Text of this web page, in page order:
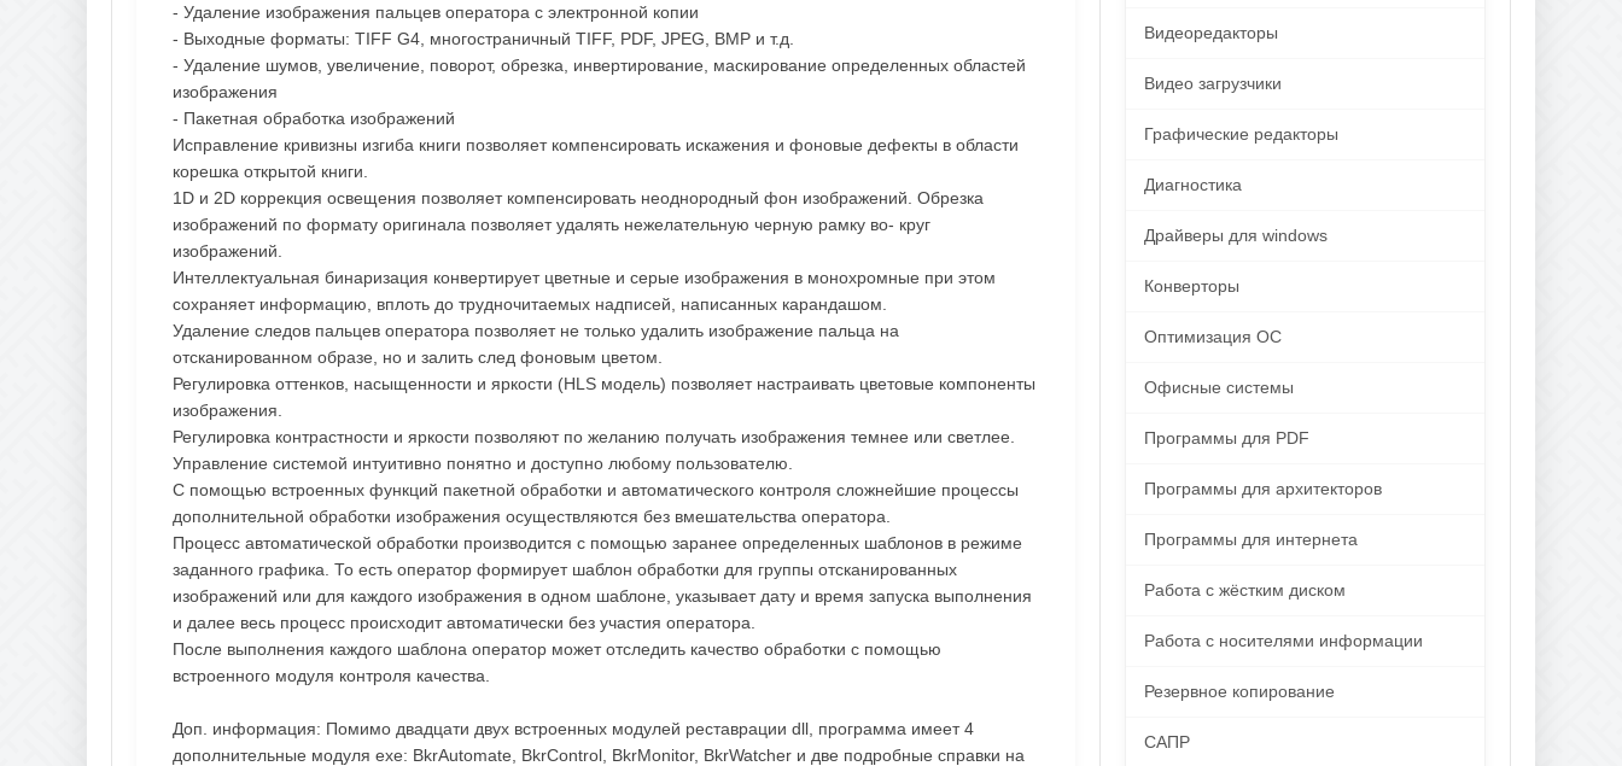
- Удаление изображения пальцев оператора с электронной копии
- Выходные форматы: TIFF G4, многостраничный ТIFF, PDF, JPEG, BMP и т.д.
- Удаление шумов, увеличение, поворот, обрезка, инвертирование, маскирование определенных областей
изображения
- Пакетная обработка изображений
Исправление кривизны изгиба книги позволяет компенсировать искажения и фоновые дефекты в области
корешка открытой книги.
1D и 2D коррекция освещения позволяет компенсировать неоднородный фон изображений. Обрезка
изображений по формату оригинала позволяет удалять нежелательную черную рамку во- круг
изображений.
Интеллектуальная бинаризация конвертирует цветные и серые изображения в монохромные при этом
сохраняет информацию, вплоть до трудночитаемых надписей, написанных карандашом.
Удаление следов пальцев оператора позволяет не только удалить изображение пальца на
отсканированном образе, но и залить след фоновым цветом.
Регулировка оттенков, насыщенности и яркости (HLS модель) позволяет настраивать цветовые компоненты
изображения.
Регулировка контрастности и яркости позволяют по желанию получать изображения темнее или светлее.
Управление системой интуитивно понятно и доступно любому пользователю.
С помощью встроенных функций пакетной обработки и автоматического контроля сложнейшие процессы
дополнительной обработки изображения осуществляются без вмешательства оператора.
Процесс автоматической обработки производится с помощью заранее определенных шаблонов в режиме
заданного графика. То есть оператор формирует шаблон обработки для группы отсканированных
изображений или для каждого изображения в одном шаблоне, указывает дату и время запуска выполнения
и далее весь процесс происходит автоматически без участия оператора.
После выполнения каждого шаблона оператор может отследить качество обработки с помощью
встроенного модуля контроля качества.
Доп. информация: Помимо двадцати двух встроенных модулей реставрации dll, программа имеет 4
дополнительные модуля exe: BkrAutomate, BkrControl, BkrMonitor, BkrWatcher и две подробные справки на
Видеоредакторы
Видео загрузчики
Графические редакторы
Диагностика
Драйверы для windows
Конверторы
Оптимизация ОС
Офисные системы
Программы для PDF
Программы для архитекторов
Программы для интернета
Работа с жёстким диском
Работа с носителями информации
Резервное копирование
САПР